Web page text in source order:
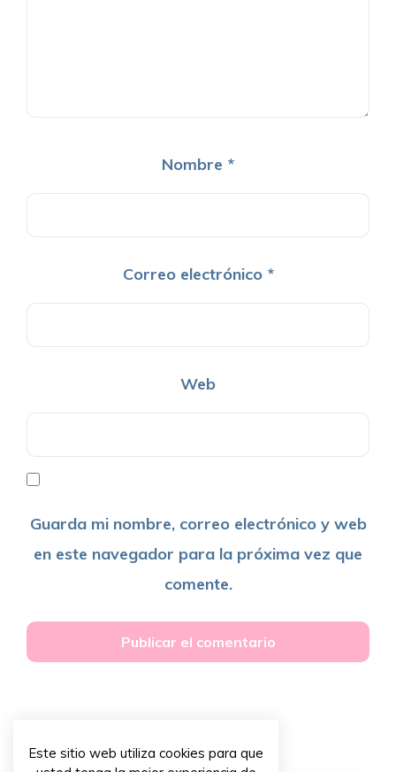
Nombre *
Correo electrónico *
Web
Guarda mi nombre, correo electrónico y web
en este navegador para la próxima vez que
comente.
Este sitio web utiliza cookies para que